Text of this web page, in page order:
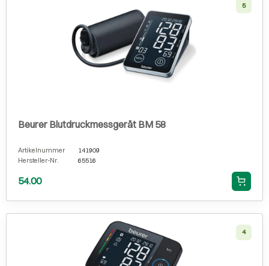
5
Beurer Blutdruckmessgerät BM 58
Artikelnummer
141909
Hersteller-Nr.
65516
54.00
4